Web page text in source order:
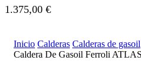
1.375,00 €
Inicio Calderas Calderas de gasoil
Caldera De Gasoil Ferroli